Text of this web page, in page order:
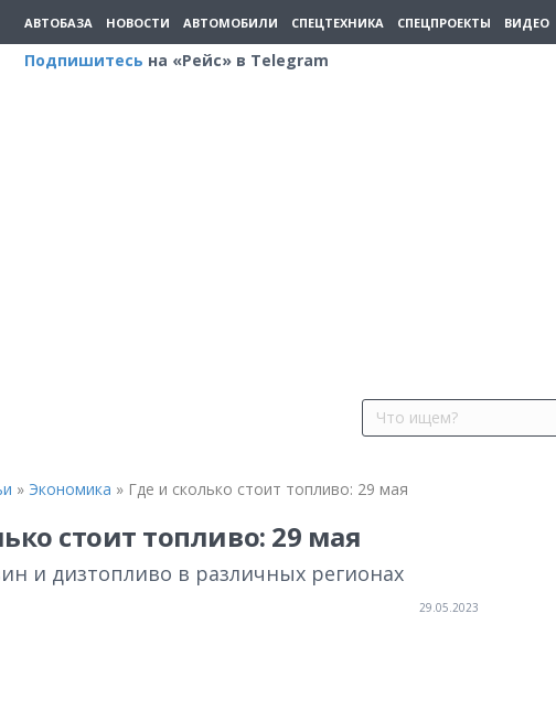
АВТОБАЗА НОВОСТИ АВТОМОБИЛИ СПЕЦТЕХНИКА СПЕЦПРОЕКТЫ ВИДЕО
Подпишитесь на «Рейс» в Telegram
» Экономика » Где и сколько стоит топливо: 29 мая
стоит топливо: 29 мая
и дизтопливо в различных регионах
29.05.2023